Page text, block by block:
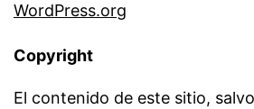
WordPress.org
Copyright
El contenido de este sitio,